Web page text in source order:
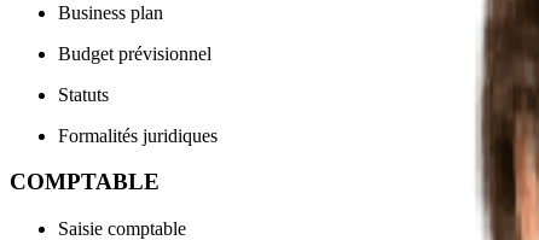
Business plan
Budget prévisionnel
Statuts
Formalités juridiques
COMPTABLE
Saisie comptable